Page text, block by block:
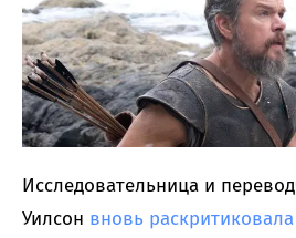
Исследовательница и
Уилсон вновь раскритиковала